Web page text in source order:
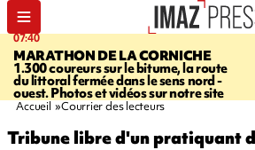
07:40
MARATHON DE LA CORNICHE
1.300 coureurs sur le bitume, la route
du littoral fermée dans le sens nord -
ouest. Photos et vidéos sur notre site
Accueil Courrier des lecteurs
Tribune libre d'un pratiquant